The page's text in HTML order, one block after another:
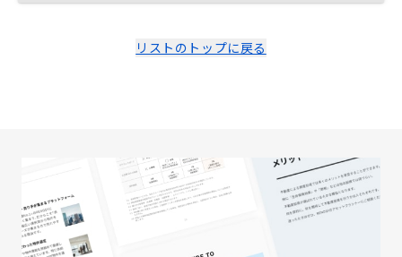
リストのトップに戻る